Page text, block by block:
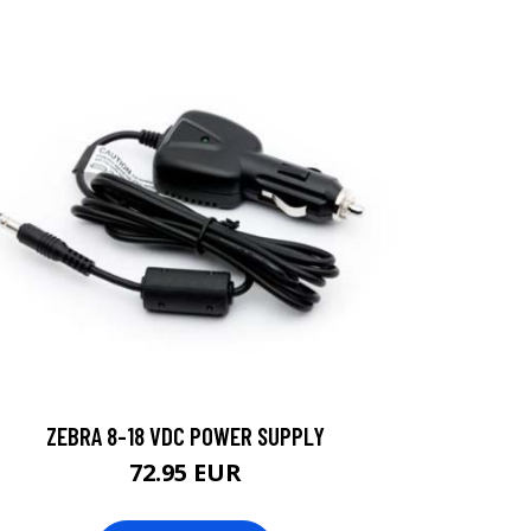
ZEBRA 8-18 VDC POWER SUPPLY
72.95 EUR